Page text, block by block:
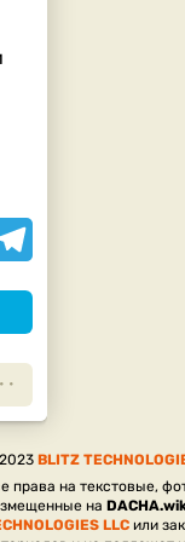
BLITZ
права на текстовые,
на
LLC или